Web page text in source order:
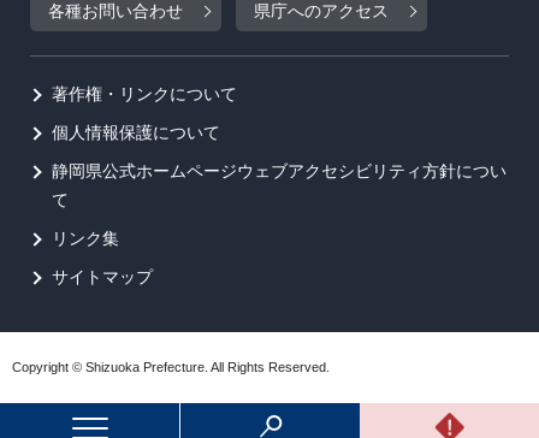
各種お問い合わせ 県庁へのアクセス
著作権・リンクについて
個人情報保護について
静岡県公式ホームページウェブアクセシビリティ方針につい
て
リンク集
サイトマップ
Copyright © Shizuoka Prefecture. All Rights Reserved.